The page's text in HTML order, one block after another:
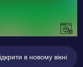
в новому вікні